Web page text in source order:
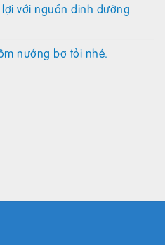
với nguồn dinh dưỡng
nướng bơ tỏi nhé.